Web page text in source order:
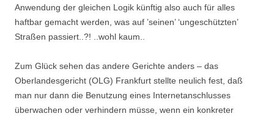
Anwendung der gleichen Logik künftig also auch für alles
haftbar gemacht werden, was auf ’seinen’ ‘ungeschützten’
Straßen passiert..?! ..wohl kaum..
Zum Glück sehen das andere Gerichte anders – das
Oberlandesgericht (OLG) Frankfurt stellte neulich fest, daß
man nur dann die Benutzung eines Internetanschlusses
überwachen oder verhindern müsse, wenn ein konkreter